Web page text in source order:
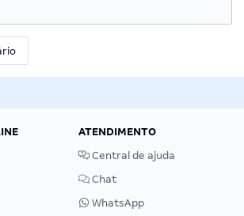
ATENDIMENTO
Central de ajuda
Chat
WhatsApp